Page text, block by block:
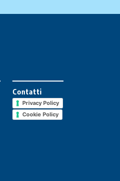
Contatti
Privacy Policy
Cookie Policy